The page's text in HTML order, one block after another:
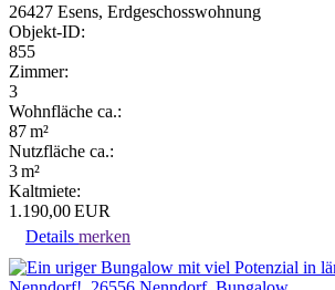
26427 Esens, Erdgeschosswohnung
Objekt-ID:
855
Zimmer:
3
Wohnfläche ca.:
87 m²
Nutzfläche ca.:
3 m²
Kaltmiete:
1.190,00 EUR
Details merken